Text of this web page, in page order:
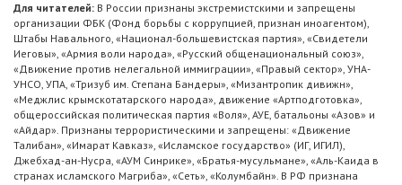
Для читателей: В России признаны экстремистскими и запрещены
организации ФБК (Фонд борьбы с коррупцией, признан иноагентом),
Штабы Навального, «Национал-большевистская партия», «Свидетели
Иеговы», «Армия воли народа», «Русский общенациональный союз»,
«Движение против нелегальной иммиграции», «Правый сектор», УНА-
УНСО, УПА, «Тризуб им. Степана Бандеры», «Мизантропик дивижн»,
«Меджлис крымскотатарского народа», движение «Артподготовка»,
общероссийская политическая партия «Воля», АУЕ, батальоны «Азов» и
«Айдар». Признаны террористическими и запрещены: «Движение
Талибан», «Имарат Кавказ», «Исламское государство» (ИГ, ИГИЛ),
Джебхад-ан-Нусра, «АУМ Синрике», «Братья-мусульмане», «Аль-Каида в
странах исламского Магриба», «Сеть», «Колумбайн». В РФ признана